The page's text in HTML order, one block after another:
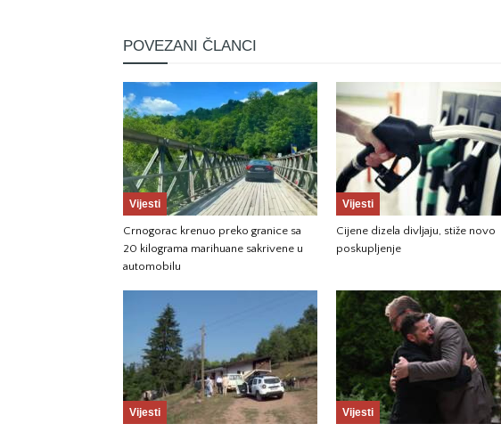
POVEZANI ČLANCI
Vijesti
Crnogorac krenuo preko granice sa
20 kilograma marihuane sakrivene u
automobilu
Vijesti
Cijene dizela divljaju, stiže novo
poskupljenje
Vijesti Vijesti